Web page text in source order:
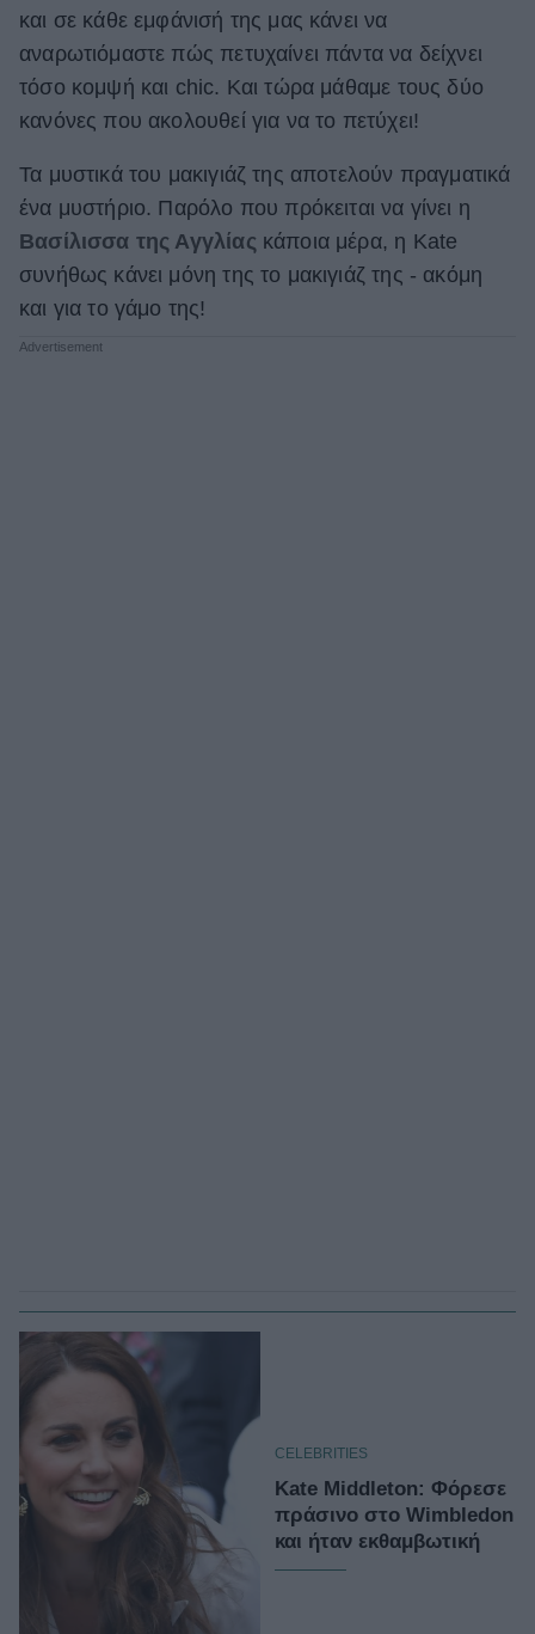
ΒΟΞ
Χωρίς Ταμπέλες
Women's Forum
Hautes Grecians
και σε κάθε εμφάνισή της μας κάνει να
αναρωτιόμαστε πώς πετυχαίνει πάντα να δείχνει
τόσο κομψή και chic. Και τώρα μάθαμε τους δύο
κανόνες που ακολουθεί για να το πετύχει!
Τα μυστικά του μακιγιάζ της αποτελούν πραγματικά
ένα μυστήριο. Παρόλο που πρόκειται να γίνει η
Βασίλισσα της Αγγλίας κάποια μέρα, η Kate
συνήθως κάνει μόνη της το μακιγιάζ της - ακόμη
και για το γάμο της!
CELEBRITIES
Kate Middleton: Φόρεσε
πράσινο στο Wimbledon
και ήταν εκθαμβωτική